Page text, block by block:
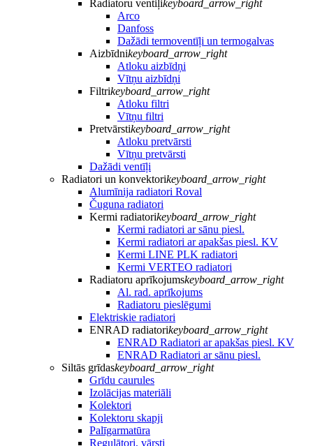
Radiatoru ventiļikeyboard_arrow_right
Arco
Danfoss
Dažādi termoventīļi un termogalvas
Aizbīdnikeyboard_arrow_right
Atloku aizbīdņi
Vītņu aizbīdņi
Filtrikeyboard_arrow_right
Atloku filtri
Vītņu filtri
Pretvārstikeyboard_arrow_right
Atloku pretvārsti
Vītņu pretvārsti
Dažādi ventīļi
Radiatori un konvektorikeyboard_arrow_right
Alumīnija radiatori Roval
Čuguna radiatori
Kermi radiatorikeyboard_arrow_right
Kermi radiatori ar sānu piesl.
Kermi radiatori ar apakšas piesl. KV
Kermi LINE PLK radiatori
Kermi VERTEO radiatori
Radiatoru aprīkojumskeyboard_arrow_right
Al. rad. aprīkojums
Radiatoru pieslēgumi
Elektriskie radiatori
ENRAD radiatorikeyboard_arrow_right
ENRAD Radiatori ar apakšas piesl. KV
ENRAD Radiatori ar sānu piesl.
Siltās grīdaskeyboard_arrow_right
Grīdu caurules
Izolācijas materiāli
Kolektori
Kolektoru skapji
Palīgarmatūra
Regulātori, vārsti